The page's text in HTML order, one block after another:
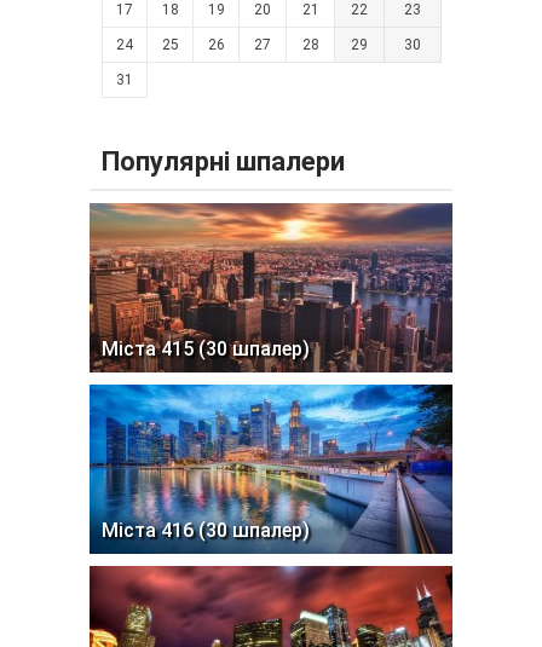
17 18 19 20 21 22 23
24 25 26 27 28 29 30
31
Популярні шпалери
Міста 415 (30 шпалер)
Міста 416 (30 шпалер)